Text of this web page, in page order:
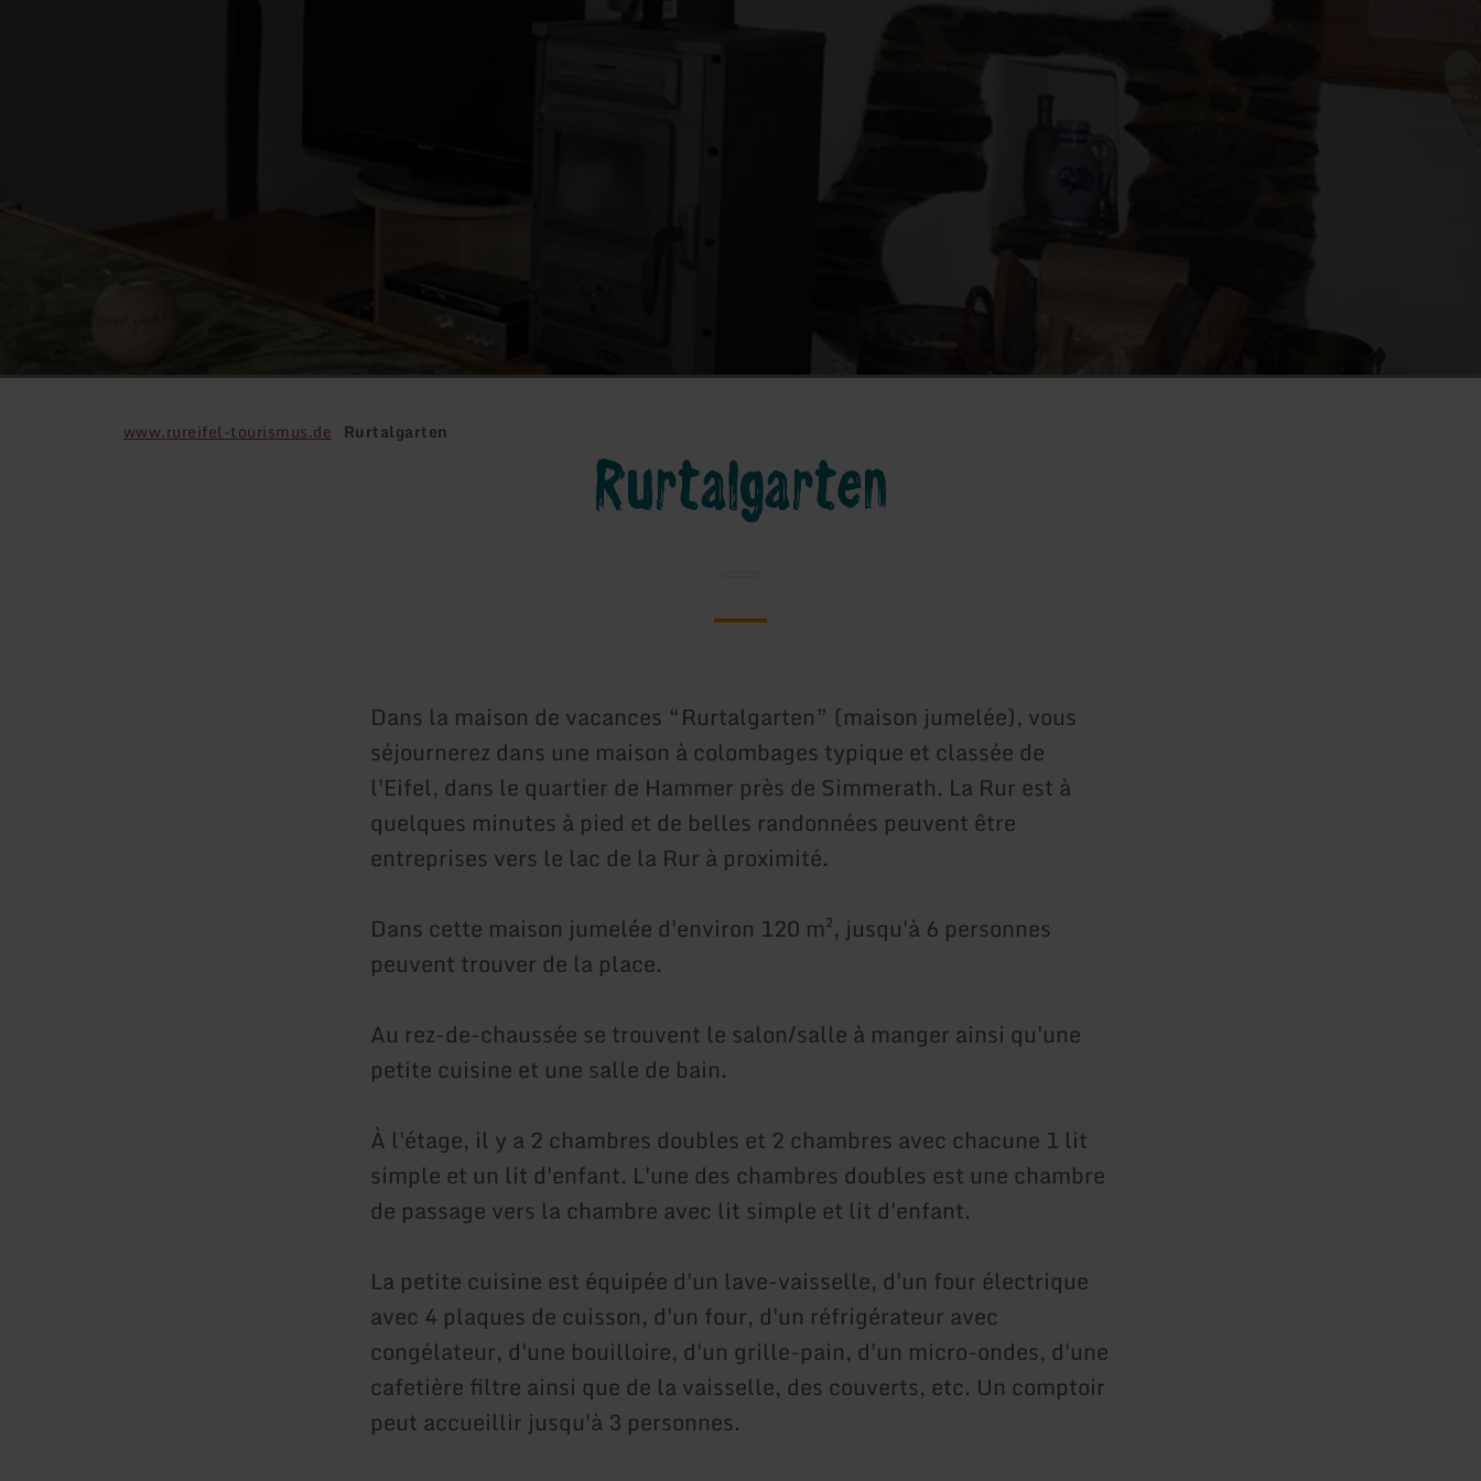
www.rureifel-tourismus.de Rurtalgarten
Rurtalgarten
Dans la maison de vacances “Rurtalgarten” (maison jumelée), vous
séjournerez dans une maison à colombages typique et classée de
l'Eifel, dans le quartier de Hammer près de Simmerath. La Rur est à
quelques minutes à pied et de belles randonnées peuvent être
entreprises vers le lac de la Rur à proximité.
Dans cette maison jumelée d'environ 120 m², jusqu'à 6 personnes
peuvent trouver de la place.
Au rez-de-chaussée se trouvent le salon/salle à manger ainsi qu'une
petite cuisine et une salle de bain.
À l'étage, il y a 2 chambres doubles et 2 chambres avec chacune 1 lit
simple et un lit d'enfant. L'une des chambres doubles est une chambre
de passage vers la chambre avec lit simple et lit d'enfant.
La petite cuisine est équipée d'un lave-vaisselle, d'un four électrique
avec 4 plaques de cuisson, d'un four, d'un réfrigérateur avec
congélateur, d'une bouilloire, d'un grille-pain, d'un micro-ondes, d'une
cafetière filtre ainsi que de la vaisselle, des couverts, etc. Un comptoir
peut accueillir jusqu'à 3 personnes.